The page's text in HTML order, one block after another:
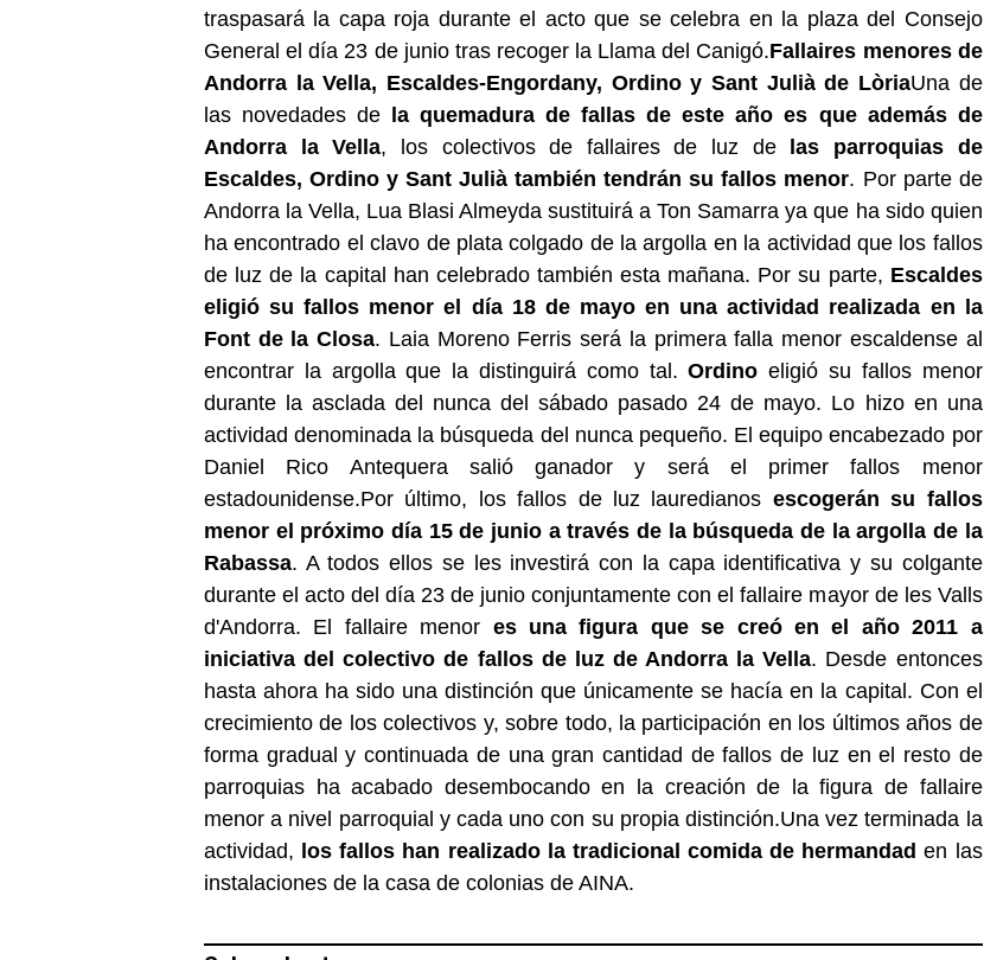
traspasará la capa roja durante el acto que se celebra en la plaza del Consejo
General el día 23 de junio tras recoger la Llama del Canigó.Fallaires menores de
Andorra la Vella, Escaldes-Engordany, Ordino y Sant Julià de LòriaUna de
las novedades de la quemadura de fallas de este año es que además de
Andorra la Vella, los colectivos de fallaires de luz delas parroquias de
Escaldes, Ordino y Sant Julià también tendrán su fallos menor. Por parte de
Andorra la Vella, Lua Blasi Almeyda sustituirá a Ton Samarra ya que ha sido quien
ha encontrado el clavo de plata colgado de la argolla en la actividad que los fallos
de luz de la capital han celebrado también esta mañana. Por su parte, Escaldes
eligió su fallos menor el día 18 de mayo en una actividad realizada en la
Font de la Closa. Laia Moreno Ferris será la primera falla menor escaldense al
encontrar la argolla que la distinguirá como tal.Ordino eligió su fallos menor
durante la asclada del nunca del sábado pasado 24 de mayo. Lo hizo en una
actividad denominada la búsqueda del nunca pequeño. El equipo encabezado por
Daniel Rico Antequera salió ganador y será el primer fallos menor
estadounidense.Por último, los fallos de luz lauredianos escogerán su fallos
menor el próximo día 15 de junio a través de la búsqueda de la argolla de la
Rabassa. A todos ellos se les investirá con la capa identificativa y su colgante
durante el acto del día 23 de junio conjuntamente con el fallaire mayor de les Valls
d'Andorra. El fallaire menor es una figura que se creó en el año 2011 a
iniciativa del colectivo de fallos de luz de Andorra la Vella. Desde entonces
hasta ahora ha sido una distinción que únicamente se hacía en la capital. Con el
crecimiento de los colectivos y, sobre todo, la participación en los últimos años de
forma gradual y continuada de una gran cantidad de fallos de luz en el resto de
parroquias ha acabado desembocando en la creación de la figura de fallaire
menor a nivel parroquial y cada uno con su propia distinción.Una vez terminada la
actividad, los fallos han realizado la tradicional comida de hermandad en las
instalaciones de la casa de colonias de AINA.